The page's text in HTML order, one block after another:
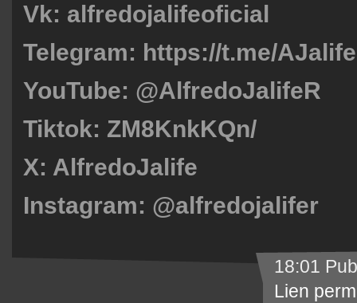
Vk: alfredojalifeoficial
Telegram: https://t.me/AJalife
YouTube: @AlfredoJalifeR
Tiktok: ZM8KnkKQn/
X: AlfredoJalife
Instagram: @alfredojalifer
18:01
Lien